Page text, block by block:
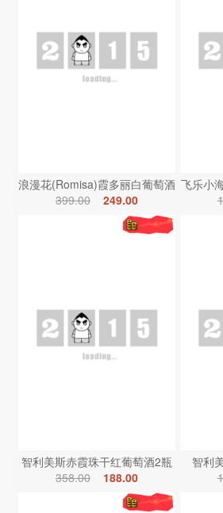
浪漫花(Romisa)霞多丽白葡萄酒
399.00
249.00
飞乐小
智利美斯赤霞珠干红葡萄酒2瓶
358.00
188.00
智利